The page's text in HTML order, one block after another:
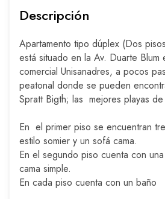
Descripción
Apartamento tipo dúplex (Dos
está situado en la Av. Duarte Blum
comercial Unisanadres, a pocos
peatonal donde se pueden
Spratt Bigth; las mejores playas
En el primer piso se encuentran
estilo somier y un sofá cama.
En el segundo piso cuenta con
cama simple.
En cada piso cuenta con un baño